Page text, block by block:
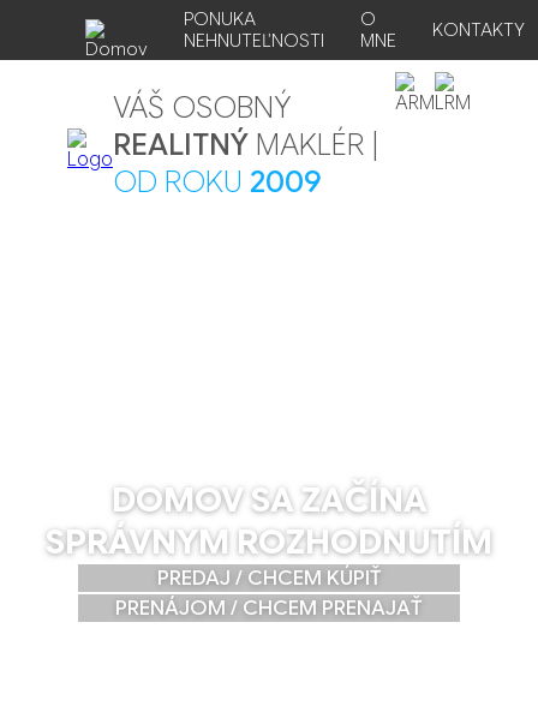
PONUKA
NEHNUTEĽNOSTI
O
MNE
KONTAKTY
VÁŠ OSOBNÝ
REALITNÝ MAKLÉR |
OD ROKU 2009
DOMOV SA ZAČÍNA
SPRÁVNYM ROZHODNUTÍM
PREDAJ / CHCEM KÚPIŤ
PRENÁJOM / CHCEM PRENAJAŤ